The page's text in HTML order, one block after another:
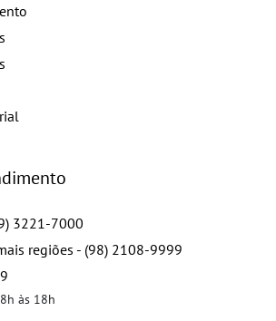
3221-7000
regiões - (98) 2108-9999
às 18h